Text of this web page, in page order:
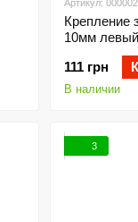
Артикул:
Крепление
10мм
111 грн
В наличии
3